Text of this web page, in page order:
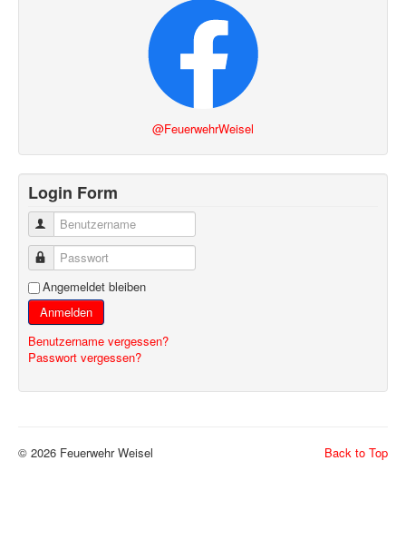
@FeuerwehrWeisel
Login Form
Benutzername
Passwort
Angemeldet bleiben
Anmelden
Benutzername vergessen?
Passwort vergessen?
Back to Top
© 2026 Feuerwehr Weisel